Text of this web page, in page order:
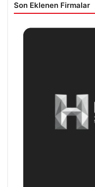
Son Eklenen Firmalar